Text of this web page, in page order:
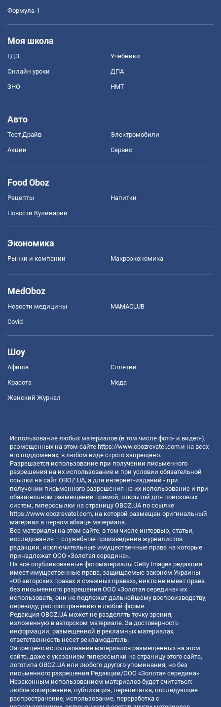
Формула-1
Моя школа
ГДЗ Учебники
Онлайн уроки ДПА
ЗНО НМТ
Авто
Тест Драйв Электромобили
Акции Сервис
Food Oboz
Рецепты Напитки
Новости Кулинарии
Экономика
Рынки и компании Mакроэкономика
MedOboz
Новости медицины MAMACLUB
Covid
Шоу
Афиша Сплетни
Красота Мода
Женский Журнал
Использование любых материалов (в том числе фото- и видео-),
размещенных на этом сайте https://www.obozrevatel.com и на всех
его поддоменах, в любом виде строго запрещено.
Разрешается использование при получении письменного
разрешения на их использование и при условии обязательной
ссылки на сайт OBOZ.UA, а для интернет-изданий - при
получении письменного разрешения на их использование и при
обязательном размещении прямой, открытой для поисковых
систем, гиперссылки на страницу OBOZ.UA по ссылке
https://www.obozrevatel.com, на которой размещен оригинальный
материал в первом абзаце материала.
Все материалы на этом сайте, в том числе интервью, статьи,
исследования – служебные произведения журналистов
редакции, исключительные имущественные права на которые
принадлежат ООО «Золотая середина».
На все опубликованные фотоматериалы Getty Images редакция
имеет имущественные права, защищаемые законом Украины
«Об авторских правах и смежных правах», никто не имеет права
без письменного разрешения ООО «Золотая середина» их
использовать, они не подлежат дальнейшему воспроизводству,
переводу, распространению в любой форме.
Редакция OBOZ.UA может не разделять точку зрения,
изложенную в авторском материале. За достоверность
информации, размещенной в рекламных материалах,
ответственность несет рекламодатель.
Запрещено использование материалов размещенных на этом
сайте, даже с указанием гиперссылки на страницу этого сайта,
логотипа OBOZ.UA или любого другого упоминания, но без
письменного разрешения Редакции/ООО «Золотая середина»
Незаконным использованием материалов будет считаться:
любое копирование, публикация, перепечатка, последующее
распространение, использование, переработка с